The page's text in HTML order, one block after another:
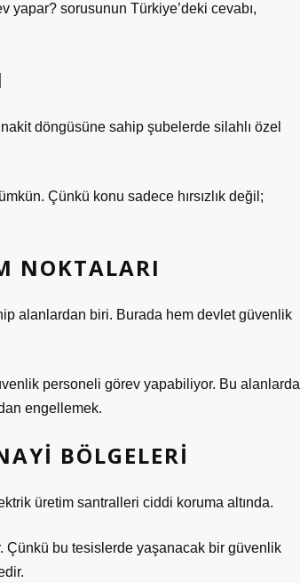
yapar? sorusunun Türkiye’deki cevabı,
döngüsüne sahip şubelerde silahlı özel
Çünkü konu sadece hırsızlık değil;
NOKTALARI
alanlardan biri. Burada hem devlet güvenlik
personeli görev yapabiliyor. Bu alanlarda
engellemek.
BÖLGELERI
üretim santralleri ciddi koruma altında.
Çünkü bu tesislerde yaşanacak bir güvenlik